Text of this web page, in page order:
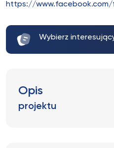
https://www.facebook.com/
Wybierz
Opis
projektu